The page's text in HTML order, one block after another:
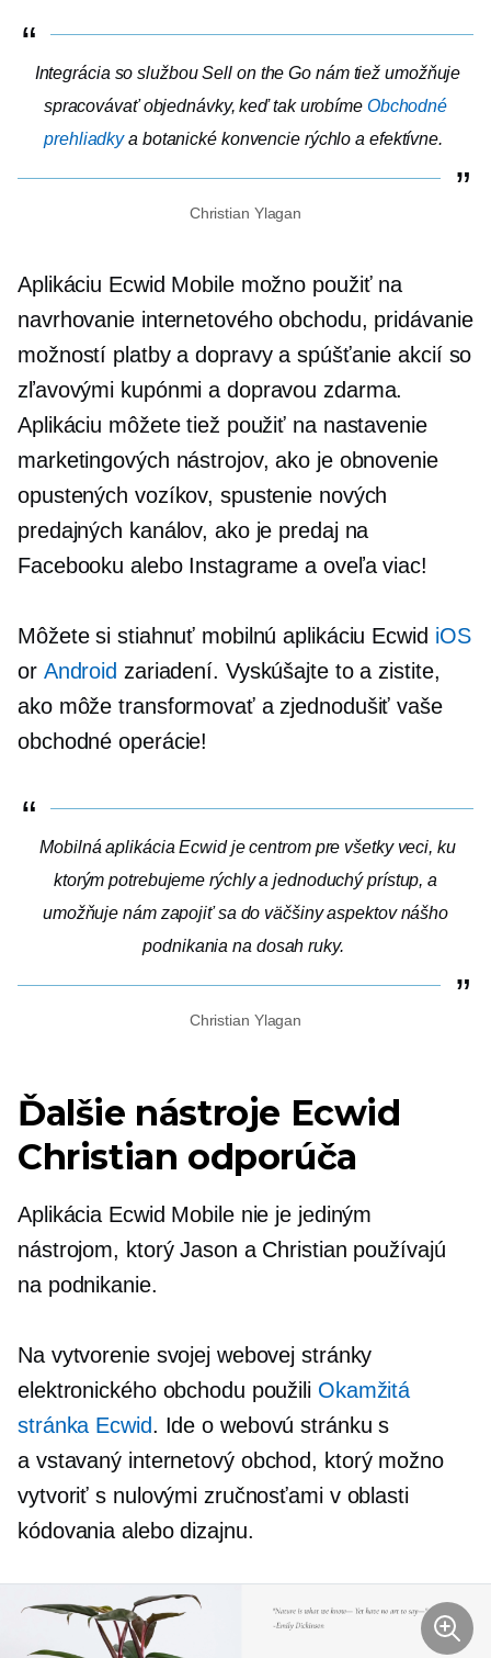
Integrácia so službou Sell on the Go nám tiež umožňuje
spracovávať objednávky, keď tak urobíme Obchodné
prehliadkya botanické konvencie rýchlo a efektívne.
Christian Ylagan
Aplikáciu Ecwid Mobile možno použiť na
navrhovanie internetového obchodu, pridávanie
možností platby a dopravy a spúšťanie akcií so
zľavovými kupónmi a dopravou zdarma.
Aplikáciu môžete tiež použiť na nastavenie
marketingových nástrojov, ako je obnovenie
opustených vozíkov, spustenie nových
predajných kanálov, ako je predaj na
Facebooku alebo Instagrame a oveľa viac!
Môžete si stiahnuť mobilnú aplikáciu Ecwid iOS
or Android zariadení. Vyskúšajte to a zistite,
ako môže transformovať a zjednodušiť vaše
obchodné operácie!
Mobilná aplikácia Ecwid je centrom pre všetky veci, ku
ktorým potrebujeme rýchly a jednoduchý prístup, a
umožňuje nám zapojiť sa do väčšiny aspektov nášho
podnikania na dosah ruky.
Christian Ylagan
Ďalšie nástroje Ecwid
Christian odporúča
Aplikácia Ecwid Mobile nie je jediným
nástrojom, ktorý Jason a Christian používajú
na podnikanie.
Na vytvorenie svojej webovej stránky
elektronického obchodu použili Okamžitá
stránka Ecwid. Ide o webovú stránku s
a vstavaný internetový obchod, ktorý možno
vytvoriť s nulovými zručnosťami v oblasti
kódovania alebo dizajnu.